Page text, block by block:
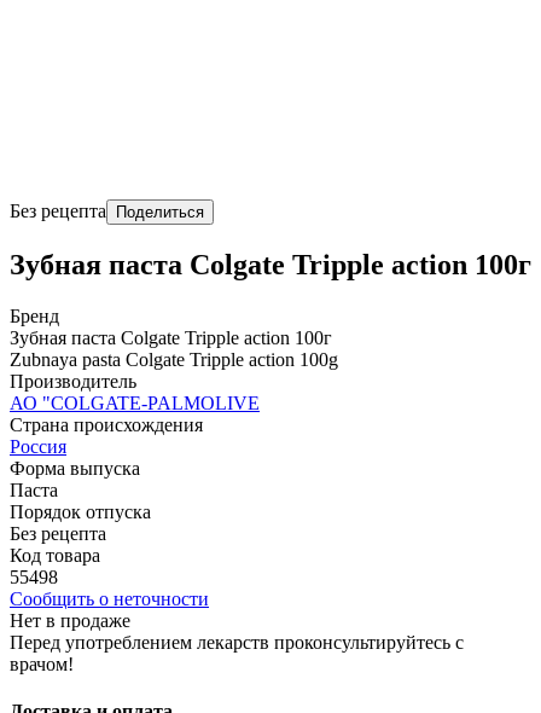
Без рецепта Поделиться
Зубная паста Colgate Tripple action 100г
Бренд
Зубная паста Colgate Tripple action 100г
Zubnaya pasta Colgate Tripple action 100g
Производитель
АО "COLGATE-PALMOLIVE
Страна происхождения
Россия
Форма выпуска
Паста
Порядок отпуска
Без рецепта
Код товара
55498
Сообщить о неточности
Нет в продаже
Перед употреблением лекарств проконсультируйтесь с
врачом!